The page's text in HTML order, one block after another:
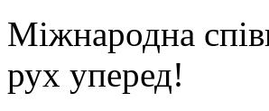
Міжнародна
рух уперед!